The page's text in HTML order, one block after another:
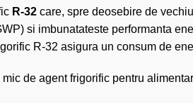
R-32 care, spre deosebire de
si imbunatateste performanta
R-32 asigura un consum de
de agent frigorific pentru